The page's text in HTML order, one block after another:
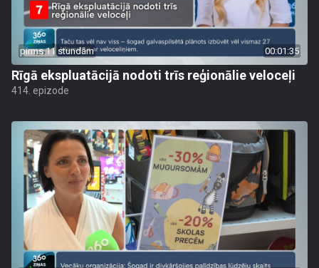
pirms 11 stundām 00:01:35
Rīgā ekspluatācijā nodoti trīs reģionālie veloceļi
414. epizode